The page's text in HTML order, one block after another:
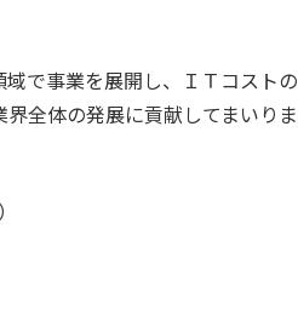
で事業を展開し、ＩＴコストの
全体の発展に貢献してまいりま